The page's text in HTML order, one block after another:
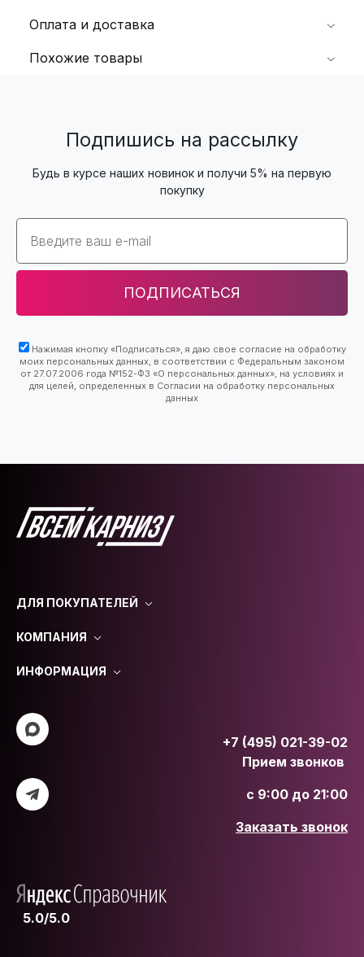
Оплата и доставка
Похожие товары
Подпишись на рассылку
Будь в курсе наших новинок и получи 5% на первую
покупку
Email
ПОДПИСАТЬСЯ
Нажимая кнопку «Подписаться», я даю свое согласие на обработку
моих персональных данных, в соответствии с Федеральным законом
от 27.07.2006 года №152-ФЗ «О персональных данных», на условиях и
для целей, определенных в Согласии на обработку персональных
данных
ДЛЯ ПОКУПАТЕЛЕЙ
КОМПАНИЯ
ИНФОРМАЦИЯ
+7 (495) 021-39-02
Прием звонков
с 9:00 до 21:00
Заказать звонок
5.0/5.0